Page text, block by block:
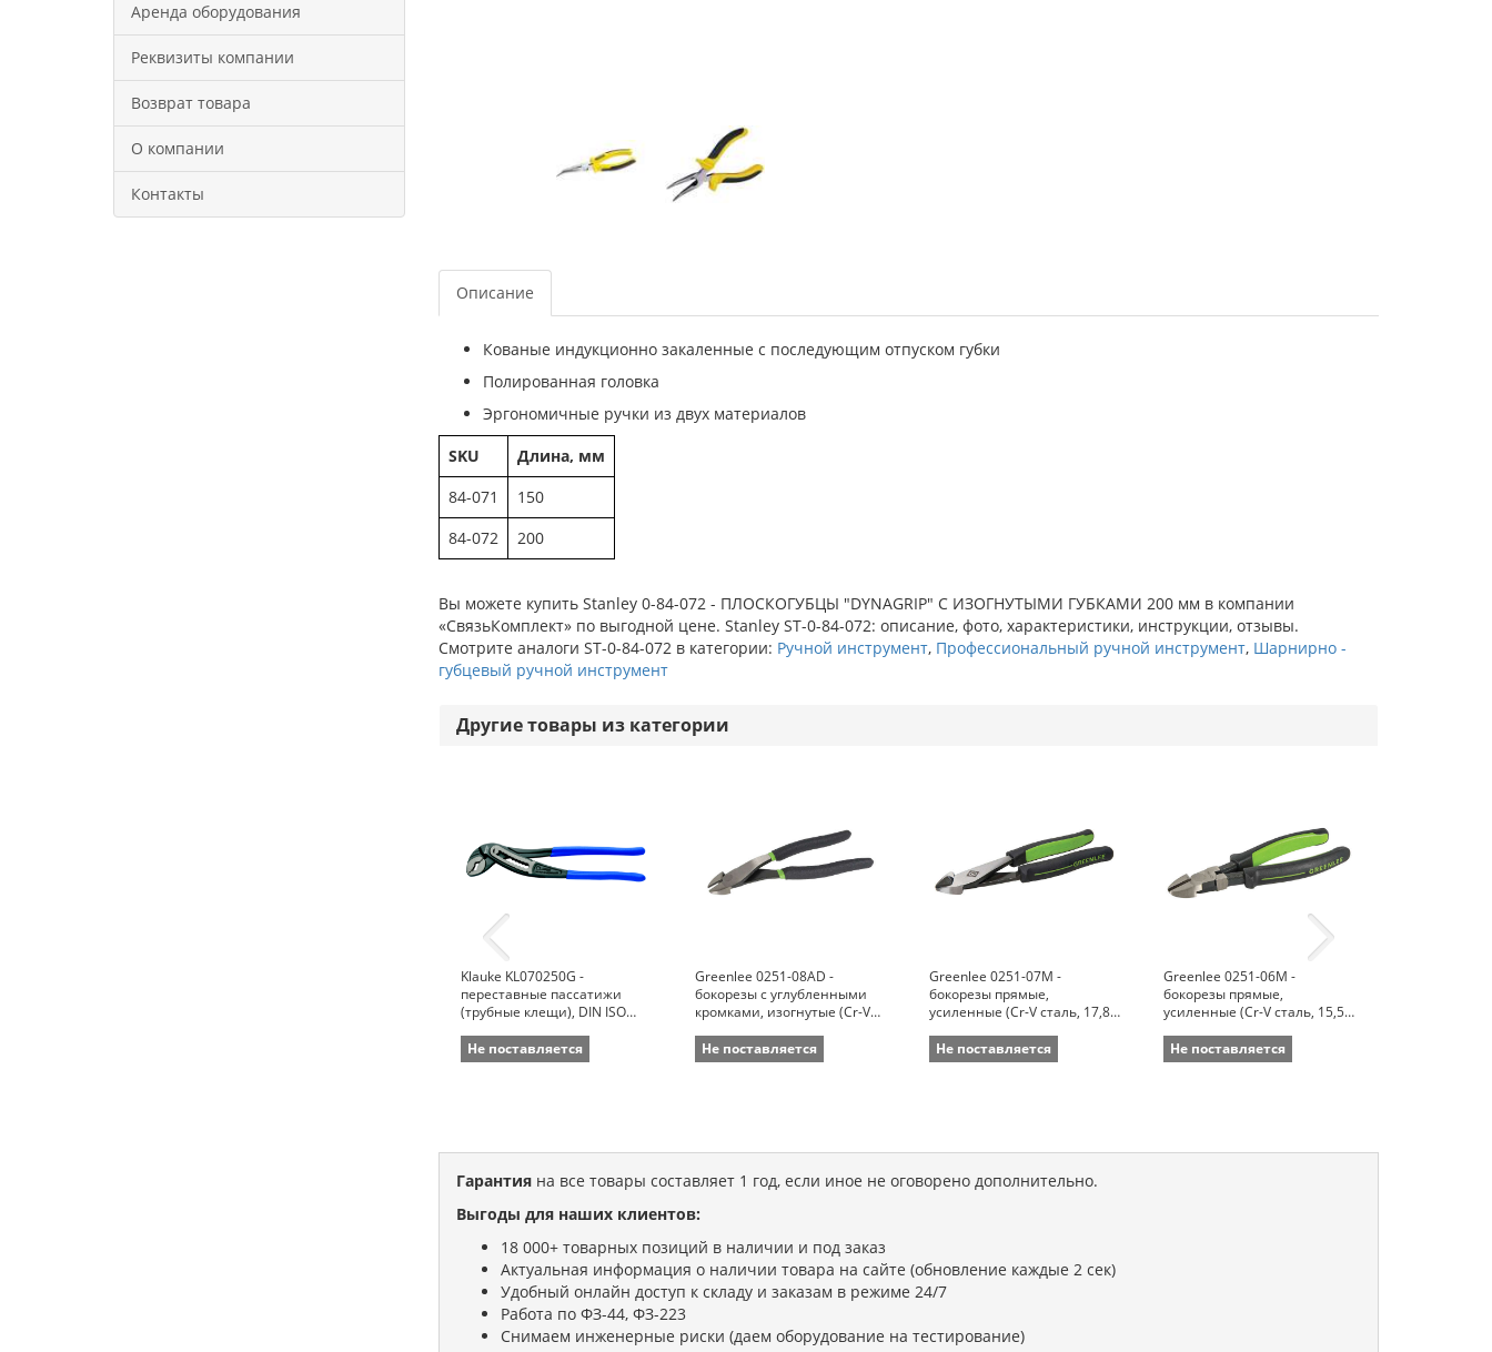
Аренда оборудования
Реквизиты компании
Возврат товара
О компании
Контакты
Описание
Кованые индукционно закаленные с последующим отпуском губки
Полированная головка
Эргономичные ручки из двух материалов
SKU
Длина, мм
84-071
150
84-072
200
Вы можете купить Stanley 0-84-072 - ПЛОСКОГУБЦЫ "DYNAGRIP" С ИЗОГНУТЫМИ ГУБКАМИ 200 мм в компании
«СвязьКомплект» по выгодной цене. Stanley ST-0-84-072: описание, фото, характеристики, инструкции, отзывы.
Смотрите аналоги ST-0-84-072 в категории: Ручной инструмент, Профессиональный ручной инструмент, Шарнирно -
губцевый ручной инструмент
Другие товары из категории
Klauke KL070250G -
переставные пассатижи
(трубные клещи), DIN ISO
мм)
Не поставляется
Greenlee 0251-08AD -
бокорезы с углубленными
кромками, изогнутые (Cr-V
Не поставляется
Greenlee 0251-07M -
бокорезы прямые,
усиленные (Cr-V сталь, 17,8
Не поставляется
Greenlee 0251-06M -
бокорезы прямые,
усиленные (Cr-V сталь, 15,5
Не поставляется
Гарантияна все товары составляет 1 год, если иное не оговорено дополнительно.
Выгоды для наших клиентов:
18 000+ товарных позиций в наличии и под заказ
Актуальная информация о наличии товара на сайте (обновление каждые 2 сек)
Удобный онлайн доступ к складу и заказам в режиме 24/7
Работа по ФЗ-44, ФЗ-223
Снимаем инженерные риски (даем оборудование на тестирование)